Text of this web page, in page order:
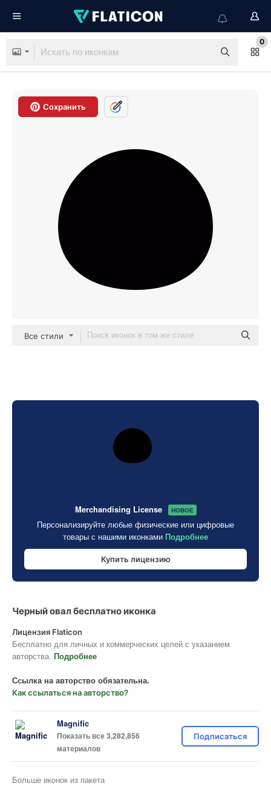
0
Сохранить
Все стили
Merchandising License НОВОЕ
Персонализируйте любые физические или цифровые
товары с нашими иконками Подробнее
Купить лицензию
Черный овал бесплатно иконка
Лицензия Flaticon
Бесплатно для личных и коммерческих целей с указанием
авторства. Подробнее
Ссылка на авторство обязательна.
Как ссылаться на авторство?
Magnific
Показать все 3,282,856
материалов
Подписаться
Больше иконок из пакета